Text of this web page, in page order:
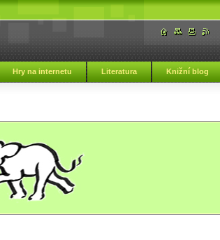
Hry na internetu Literatura Knižní blog